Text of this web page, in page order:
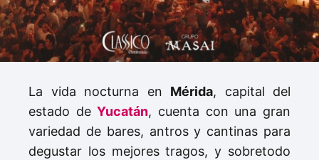
La vida nocturna en Mérida, capital del
estado deYucatán, cuenta con una gran
variedad de bares, antros y cantinas para
degustar los mejores tragos, y sobretodo